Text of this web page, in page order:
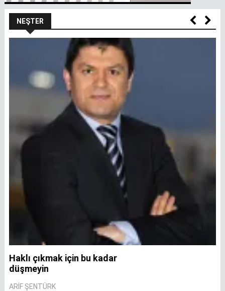
NEŞTER
Haklı çıkmak için bu kadar
düşmeyin
ARIF ŞENTÜRK